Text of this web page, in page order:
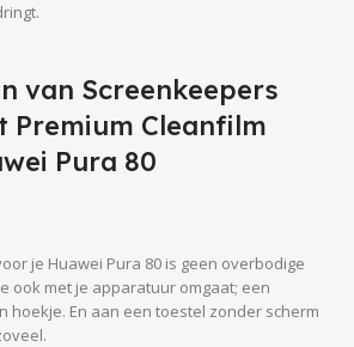
van Screenkeepers
Premium Cleanfilm
Pura 80
je Huawei Pura 80 is geen overbodige
ook met je apparatuur omgaat; een
hoekje. En aan een toestel zonder scherm